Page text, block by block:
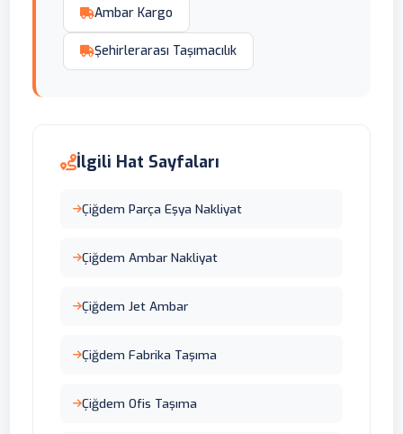
Ambar Kargo
Şehirlerarası Taşımacılık
İlgili Hat Sayfaları
Çiğdem Parça Eşya Nakliyat
Çiğdem Ambar Nakliyat
Çiğdem Jet Ambar
Çiğdem Fabrika Taşıma
Çiğdem Ofis Taşıma